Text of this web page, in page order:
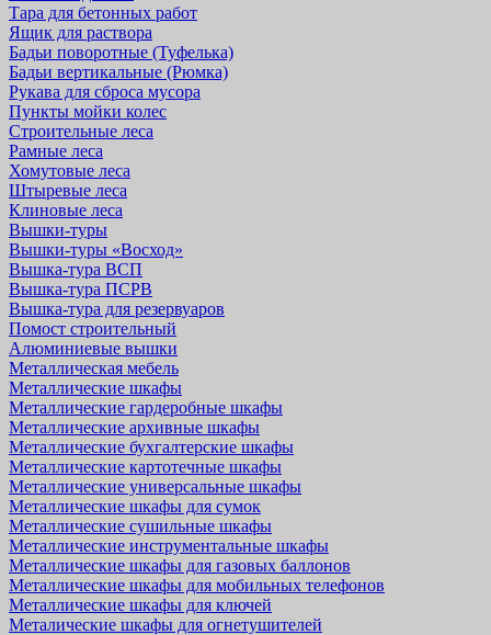
Тара для бетонных работ
Ящик для раствора
Бадьи поворотные (Туфелька)
Бадьи вертикальные (Рюмка)
Рукава для сброса мусора
Пункты мойки колес
Строительные леса
Рамные леса
Хомутовые леса
Штыревые леса
Клиновые леса
Вышки-туры
Вышки-туры «Восход»
Вышка-тура ВСП
Вышка-тура ПСРВ
Вышка-тура для резервуаров
Помост строительный
Алюминиевые вышки
Металлическая мебель
Металлические шкафы
Металлические гардеробные шкафы
Металлические архивные шкафы
Металлические бухгалтерские шкафы
Металлические картотечные шкафы
Металлические универсальные шкафы
Металлические шкафы для сумок
Металлические сушильные шкафы
Металлические инструментальные шкафы
Металлические шкафы для газовых баллонов
Металлические шкафы для мобильных телефонов
Металлические шкафы для ключей
Металические шкафы для огнетушителей